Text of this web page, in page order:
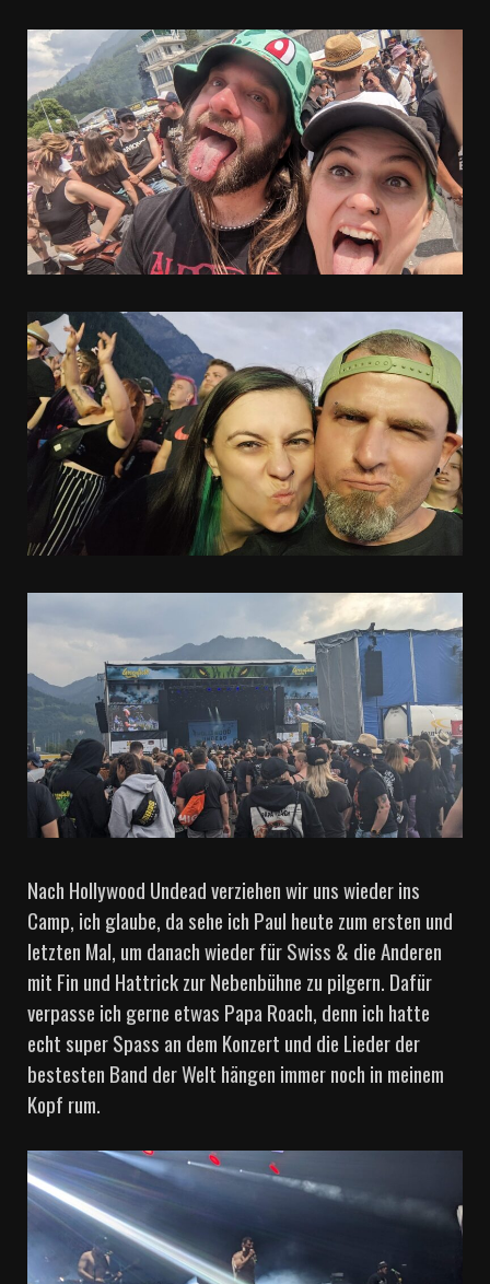
Nach Hollywood Undead verziehen wir uns wieder ins
Camp, ich glaube, da sehe ich Paul heute zum ersten und
letzten Mal, um danach wieder für Swiss & die Anderen
mit Fin und Hattrick zur Nebenbühne zu pilgern. Dafür
verpasse ich gerne etwas Papa Roach, denn ich hatte
echt super Spass an dem Konzert und die Lieder der
bestesten Band der Welt hängen immer noch in meinem
Kopf rum.